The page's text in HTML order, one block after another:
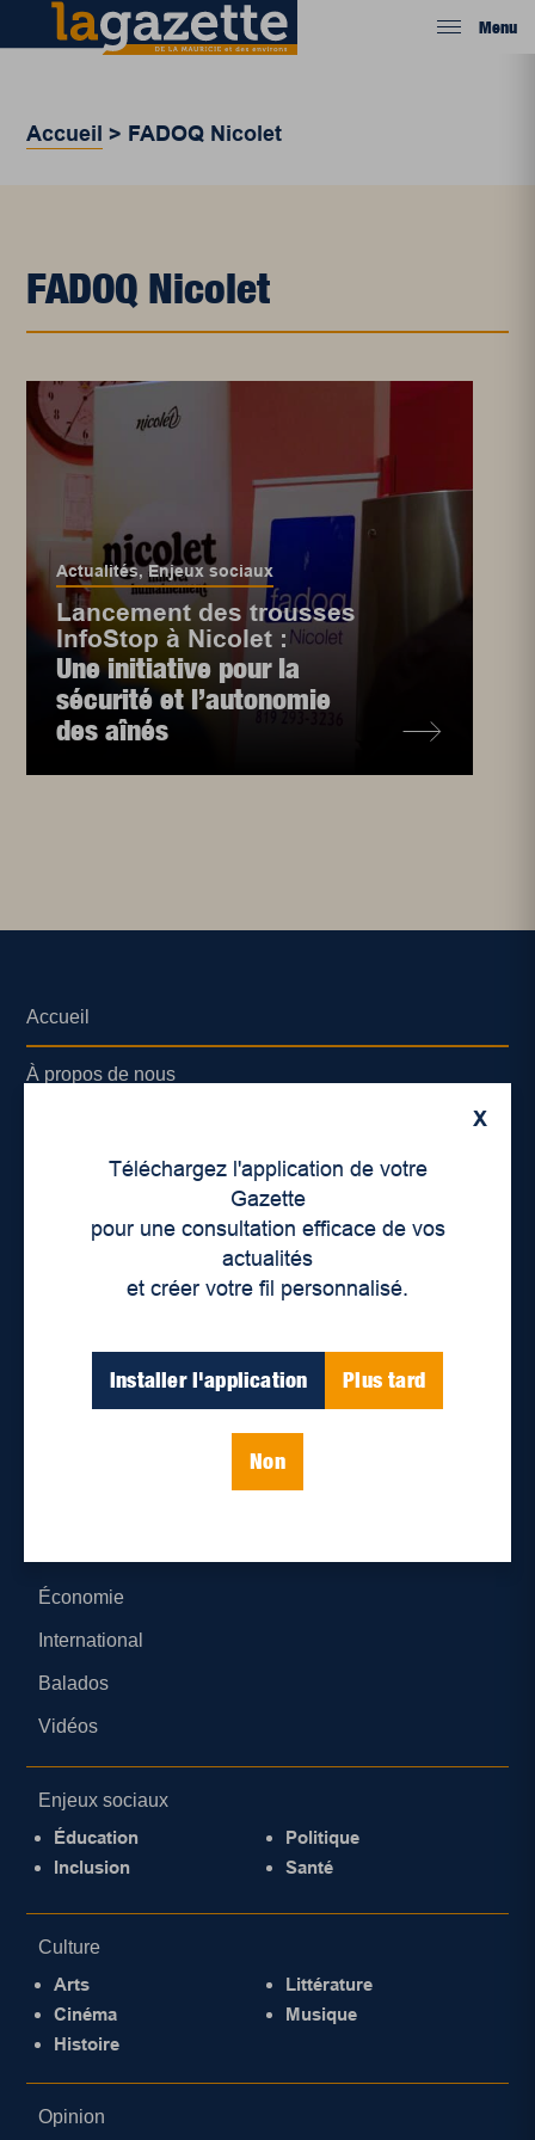
Menu
Accueil > FADOQ Nicolet
FADOQ Nicolet
Actualités,Enjeux sociaux
Lancement des trousses
InfoStop à Nicolet :
Une initiative pour la
sécurité et l’autonomie
des aînés
X
Téléchargez l'application de votre
Gazette
pour une consultation efficace de vos
actualités
et créer votre fil personnalisé.
Installer l'application Plus tard
Non
Accueil
À propos de nous
Lieux de distribution
Économie
International
Balados
Vidéos
Enjeux sociaux
Éducation
Inclusion
Politique
Santé
Culture
Arts
Cinéma
Histoire
Littérature
Musique
Opinion